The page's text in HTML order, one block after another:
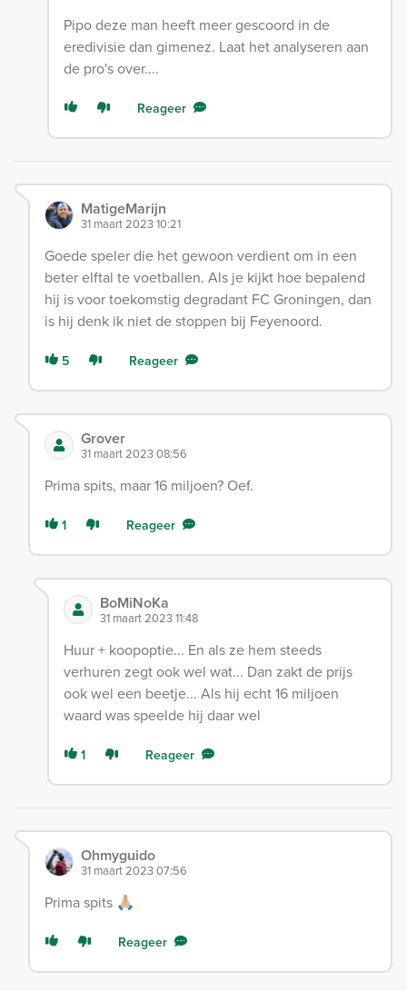
Pipo deze man heeft meer gescoord in de
eredivisie dan gimenez. Laat het analyseren aan
de pro's over....
Reageer
MatigeMarijn
31 maart 2023 10:21
Goede speler die het gewoon verdient om in een
beter elftal te voetballen. Als je kijkt hoe bepalend
hij is voor toekomstig degradant FC Groningen, dan
is hij denk ik niet de stoppen bij Feyenoord.
5 Reageer
Grover
31 maart 2023 08:56
Prima spits, maar 16 miljoen? Oef.
1 Reageer
BoMiNoKa
31 maart 2023 11:48
Huur + koopoptie... En als ze hem steeds
verhuren zegt ook wel wat... Dan zakt de prijs
ook wel een beetje... Als hij echt 16 miljoen
waard was speelde hij daar wel
1 Reageer
Ohmyguido
31 maart 2023 07:56
Prima spits 🙏🏼
Reageer